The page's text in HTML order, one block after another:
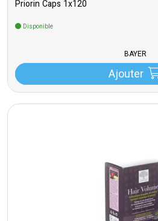
Priorin Caps 1x120
Disponible
BAYER
Ajouter